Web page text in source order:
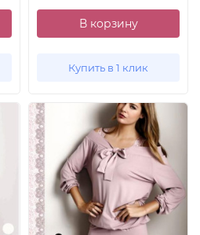
В корзину
Купить в 1 клик